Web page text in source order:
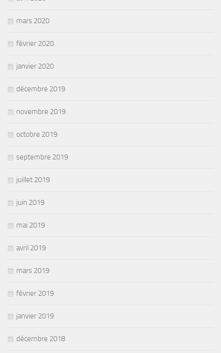
mars 2020
février 2020
janvier 2020
décembre 2019
novembre 2019
octobre 2019
septembre 2019
juillet 2019
juin 2019
mai 2019
avril 2019
mars 2019
février 2019
janvier 2019
décembre 2018